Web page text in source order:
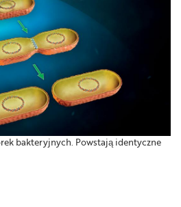
bakteryjnych. Powstają identyczne